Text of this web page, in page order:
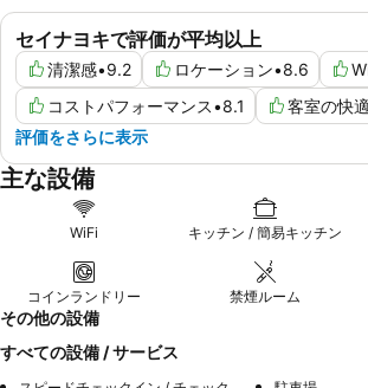
セイナヨキで評価が平均以上
清潔感•9.2 ロケーション•8.6
コストパフォーマンス•8.1 客室の快
評価をさらに表示
主な設備
WiFi キッチン / 簡易キッチン
コインランドリー 禁煙ルーム
その他の設備
すべての設備 / サービス